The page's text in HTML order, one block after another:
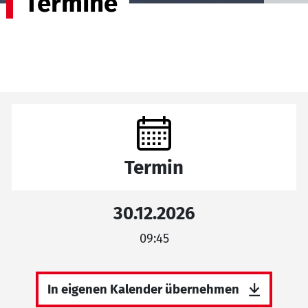
Termin
30.12.2026
09:45
In eigenen Kalender übernehmen